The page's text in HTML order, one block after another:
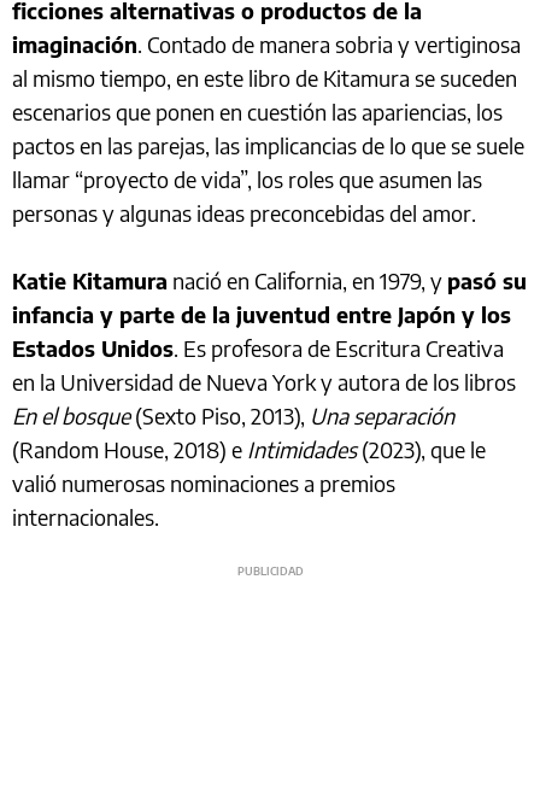
ficciones alternativas o productos de la
imaginación. Contado de manera sobria y vertiginosa
al mismo tiempo, en este libro de Kitamura se suceden
escenarios que ponen en cuestión las apariencias, los
pactos en las parejas, las implicancias de lo que se suele
llamar “proyecto de vida”, los roles que asumen las
personas y algunas ideas preconcebidas del amor.
Katie Kitamura nació en California, en 1979, y pasó su
infancia y parte de la juventud entre Japón y los
Estados Unidos. Es profesora de Escritura Creativa
en la Universidad de Nueva York y autora de los libros
En el bosque(Sexto Piso, 2013), Una separación
(Random House, 2018) e Intimidades(2023), que le
valió numerosas nominaciones a premios
internacionales.